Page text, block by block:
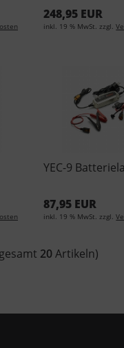
248,95 EUR
inkl. 19 % MwSt. zzgl.
YEC-9
87,95 EUR
inkl. 19 % MwSt. zzgl.
20Artikeln)